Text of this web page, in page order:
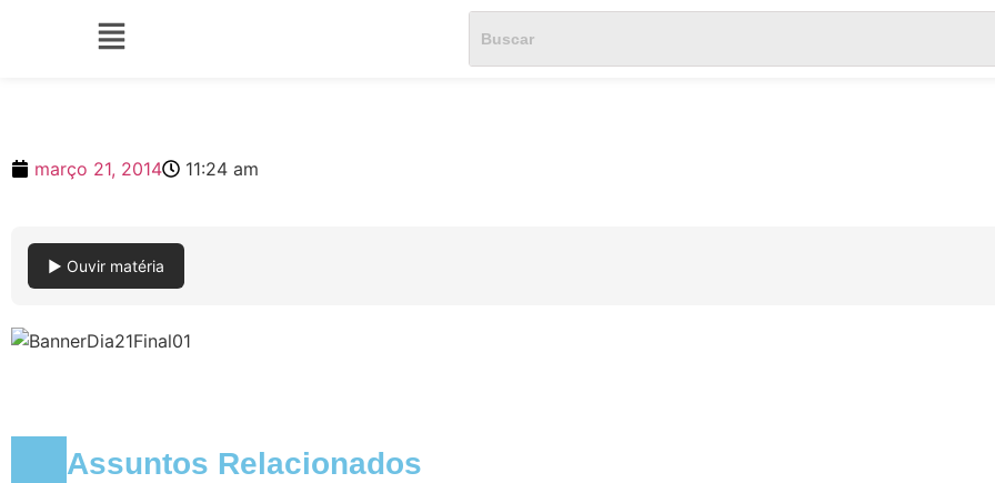
março 21, 2014 11:24 am
▶ Ouvir matéria
Assuntos Relacionados